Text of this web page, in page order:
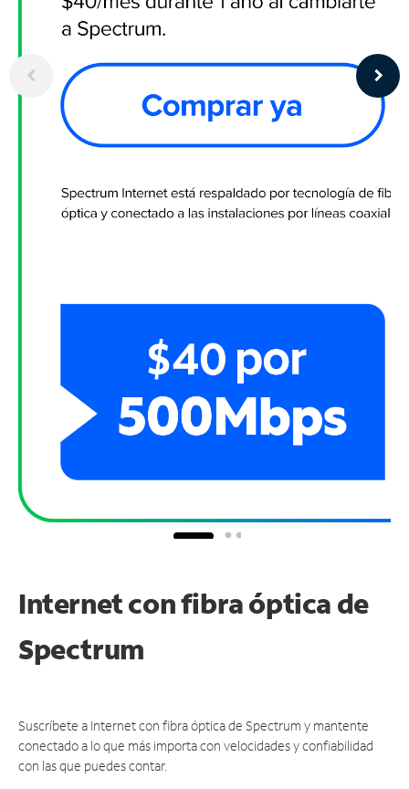
Internet con fibra óptica de
Spectrum
Suscríbete a Internet con fibra óptica de Spectrum y mantente
conectado a lo que más importa con velocidades y confiabilidad
con las que puedes contar.